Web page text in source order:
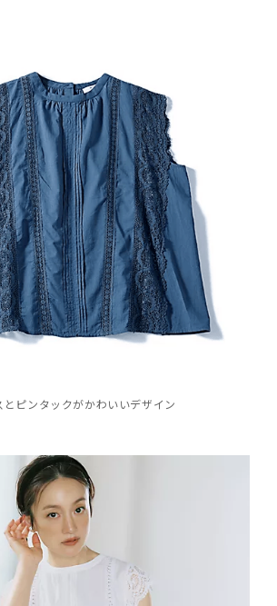
とピンタックがかわいいデザイン